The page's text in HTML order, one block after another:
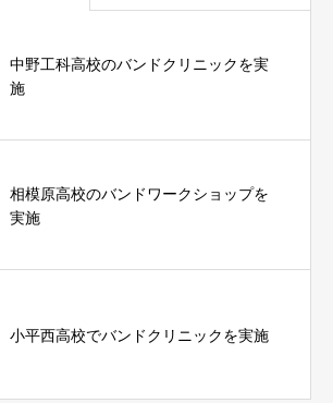
中野工科高校のバンドクリニックを実
施
相模原高校のバンドワークショップを
実施
小平西高校でバンドクリニックを実施